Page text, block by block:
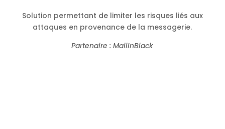
Solution permettant de limiter les risques liés aux
attaques en provenance de la messagerie.
Partenaire : MailInBlack